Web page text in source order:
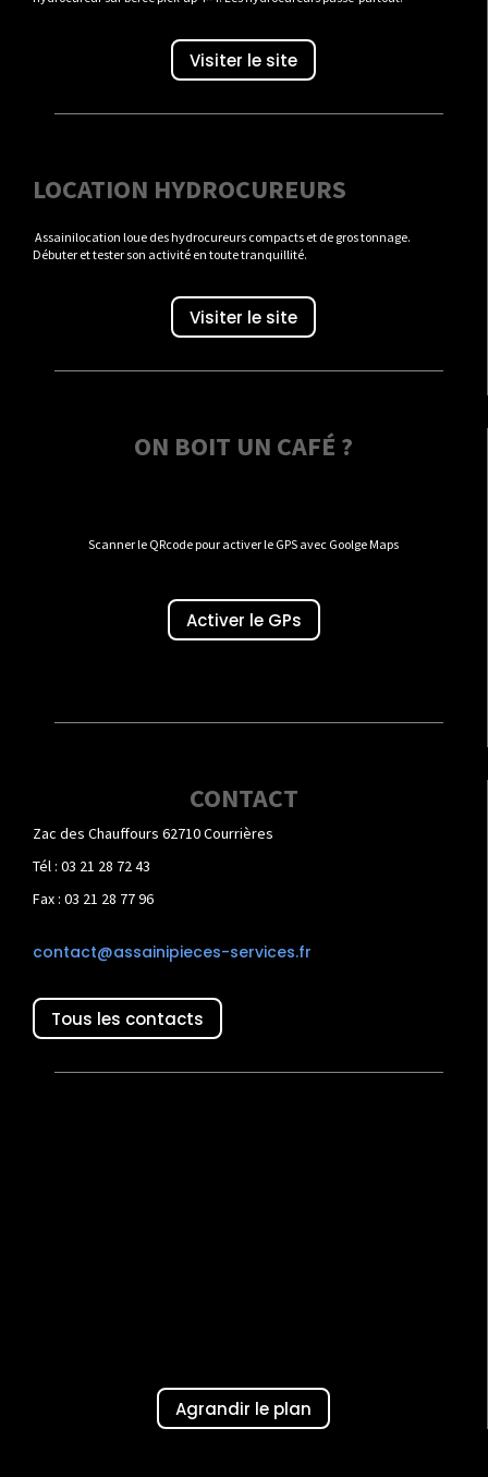
Visiter le site
LOCATION HYDROCUREURS
Assainilocation loue des hydrocureurs compacts et de gros tonnage.
Débuter et tester son activité en toute tranquillité.
Visiter le site
ON BOIT UN CAFÉ ?
Scanner le QRcode pour activer le GPS avec Goolge Maps
Activer le GPs
CONTACT
Zac des Chauffours 62710 Courrières
Tél : 03 21 28 72 43
Fax : 03 21 28 77 96
contact@assainipieces-services.fr
Tous les contacts
Agrandir le plan